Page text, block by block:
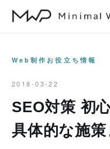
Web制作お役立ち情報
2018-03-22
SEO対策 初
具体的な施